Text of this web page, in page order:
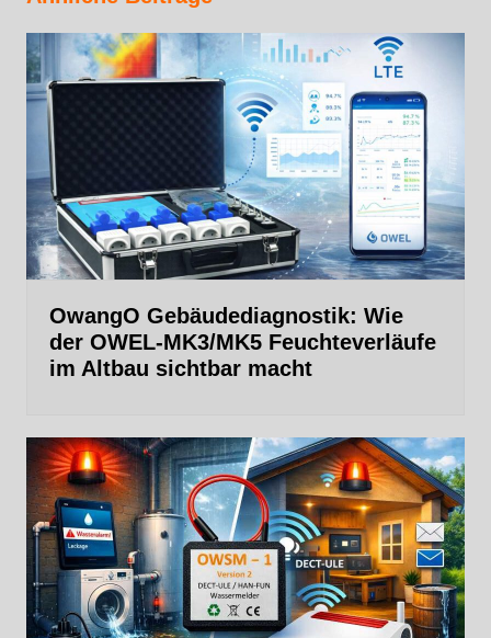
OwangO Gebäudediagnostik: Wie
der OWEL‑MK3/MK5 Feuchteverläufe
im Altbau sichtbar macht